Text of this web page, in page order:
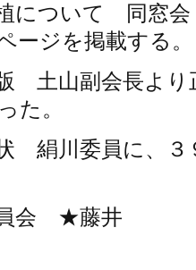
ついて 同窓会
ージを掲載する。
土山副会長より
た。
絹川委員に、３
員会 ★藤井